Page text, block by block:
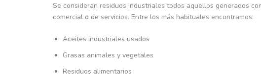
Se consideran residuos industriales todos aquellos generados
comercial o de servicios. Entre los más habituales encontramos:
Aceites industriales usados
Grasas animales y vegetales
Residuos alimentarios